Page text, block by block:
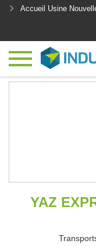
Accueil Usine
YAZ